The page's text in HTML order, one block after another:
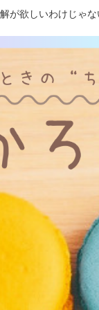
が欲しいわけじゃ